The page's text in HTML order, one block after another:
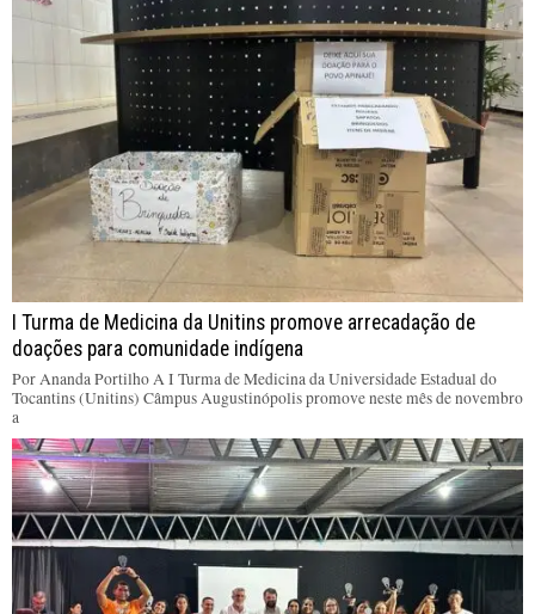
I Turma de Medicina da Unitins promove arrecadação de
doações para comunidade indígena
Por Ananda Portilho A I Turma de Medicina da Universidade Estadual do
Tocantins (Unitins) Câmpus Augustinópolis promove neste mês de novembro
a